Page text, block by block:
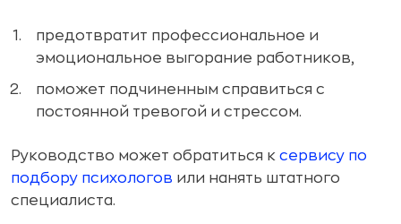
предотвратит профессиональное и
эмоциональное выгорание работников,
поможет подчиненным справиться с
постоянной тревогой и стрессом.
Руководство может обратиться к сервису по
подбору психологов или нанять штатного
специалиста.